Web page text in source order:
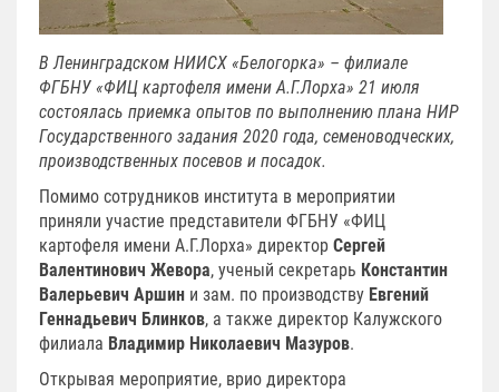
В Ленинградском НИИСХ «Белогорка» – филиале
ФГБНУ «ФИЦ картофеля имени А.Г.Лорха» 21 июля
состоялась приемка опытов по выполнению плана НИР
Государственного задания 2020 года, семеноводческих,
производственных посевов и посадок.
Помимо сотрудников института в мероприятии
приняли участие представители ФГБНУ «ФИЦ
картофеля имени А.Г.Лорха» директор Сергей
Валентинович Жевора, ученый секретарь Константин
Валерьевич Аршин и зам. по производству Евгений
Геннадьевич Блинков, а также директор Калужского
филиала Владимир Николаевич Мазуров.
Открывая мероприятие, врио директора